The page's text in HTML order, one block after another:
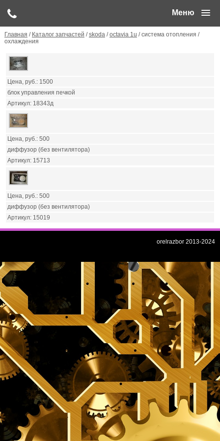
Меню
Главная / Каталог запчастей /skoda/octavia 1u / система отопления /
охлаждения
1500
блок управления печкой
18343д
500
диффузор (без вентилятора)
15713
500
диффузор (без вентилятора)
15019
orelrazbor 2013-2024